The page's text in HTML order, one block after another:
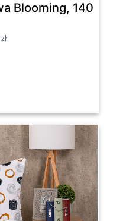
Blooming, 140 x